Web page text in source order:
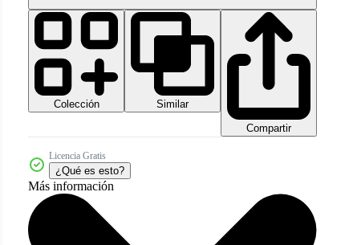
Colección
Similar
Compartir
Licencia Gratis
¿Qué es esto?
Más información